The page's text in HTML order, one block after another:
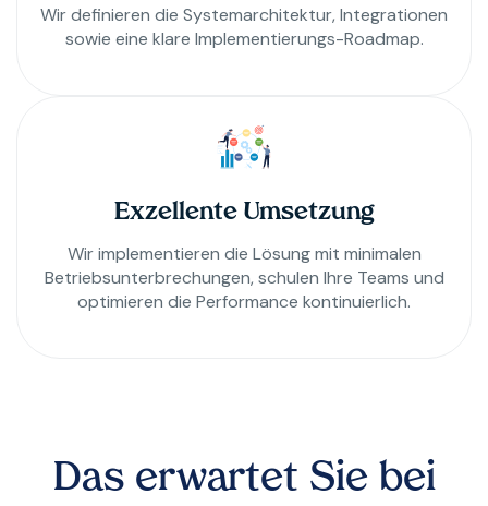
Wir definieren die Systemarchitektur, Integrationen
sowie eine klare Implementierungs-Roadmap.
Exzellente Umsetzung
Wir implementieren die Lösung mit minimalen
Betriebsunterbrechungen, schulen Ihre Teams und
optimieren die Performance kontinuierlich.
Das erwartet Sie bei